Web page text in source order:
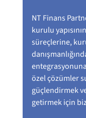
NT Finans
kurulu
süreçlerine,
özel çözümler
güçlendirmek
getirmek için